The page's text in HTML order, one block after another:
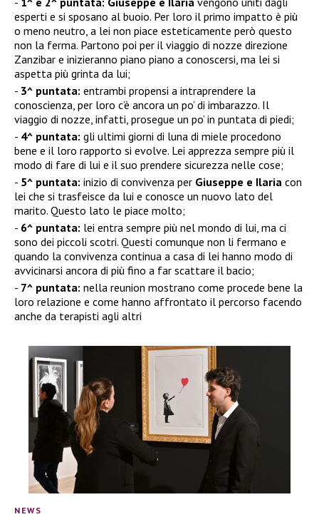
esperti e si sposano al buoio. Per loro il primo impatto è più
o meno neutro, a lei non piace esteticamente però questo
non la ferma. Partono poi per il viaggio di nozze direzione
Zanzibar e inizieranno piano piano a conoscersi, ma lei si
aspetta più grinta da lui;
3^ puntata: entrambi propensi a intraprendere la
conoscienza, per loro c’è ancora un po’ di imbarazzo. Il
viaggio di nozze, infatti, prosegue un po’ in puntata di piedi;
4^ puntata: gli ultimi giorni di luna di miele procedono
bene e il loro rapporto si evolve. Lei apprezza sempre più il
modo di fare di lui e il suo prendere sicurezza nelle cose;
5^ puntata: inizio di convivenza per Giuseppe e Ilaria con
lei che si trasfeisce da lui e conosce un nuovo lato del
marito. Questo lato le piace molto;
6^ puntata: lei entra sempre più nel mondo di lui, ma ci
sono dei piccoli scotri. Questi comunque non li fermano e
quando la convivenza continua a casa di lei hanno modo di
avvicinarsi ancora di più fino a far scattare il bacio;
7^ puntata: nella reunion mostrano come procede bene la
loro relazione e come hanno affrontato il percorso facendo
anche da terapisti agli altri
NEWS